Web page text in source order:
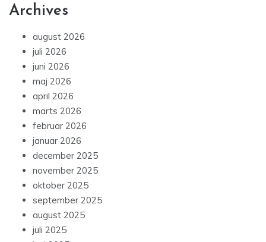
Archives
august 2026
juli 2026
juni 2026
maj 2026
april 2026
marts 2026
februar 2026
januar 2026
december 2025
november 2025
oktober 2025
september 2025
august 2025
juli 2025